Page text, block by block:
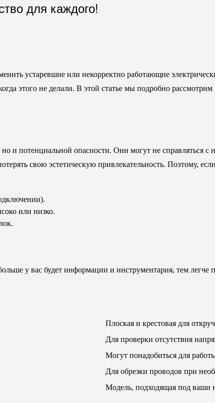
для каждого!
устаревшие или некорректно работающие
этого не делали. В этой статье мы подробно
и потенциальной опасности. Они могут не справляться
свою эстетическую привлекательность. Поэтому,
или низко.
у вас будет информации и инструментария, тем
Плоская и крестовая для
Для проверки отсутствия
Могут понадобиться для
Для обрезки проводов при
Модель, подходящая под ваши